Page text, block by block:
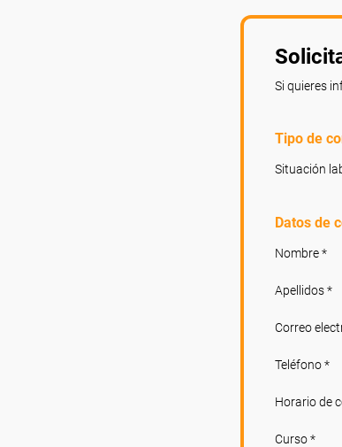
Si quieres
Tipo de
Situación
Datos de
Nombre *
Apellidos *
Correo
Teléfono *
Horario de
Curso *